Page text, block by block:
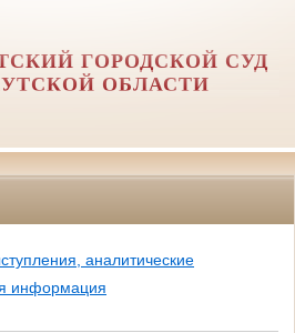
ГОРОДСКОЙ СУД
ОБЛАСТИ
аналитические
информация